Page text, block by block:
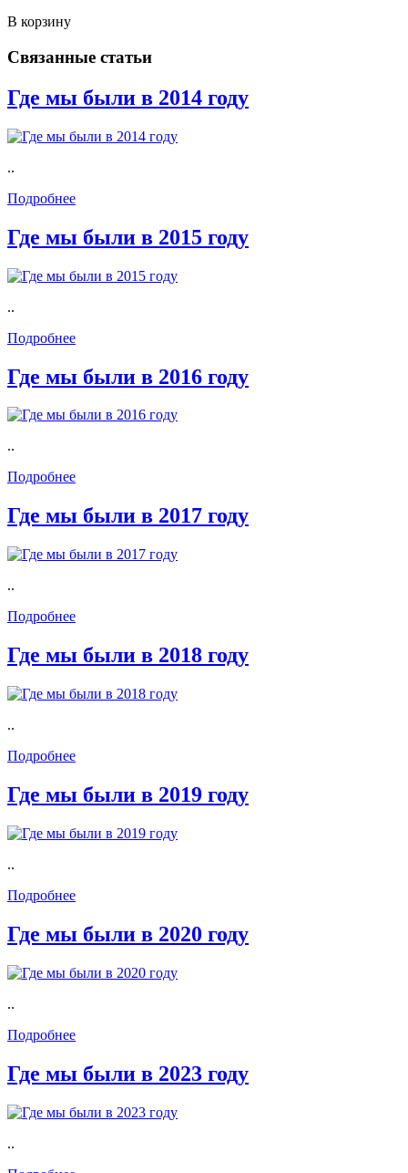
В корзину
Связанные статьи
Где мы были в 2014 году
..
Подробнее
Где мы были в 2015 году
..
Подробнее
Где мы были в 2016 году
..
Подробнее
Где мы были в 2017 году
..
Подробнее
Где мы были в 2018 году
..
Подробнее
Где мы были в 2019 году
..
Подробнее
Где мы были в 2020 году
..
Подробнее
Где мы были в 2023 году
..